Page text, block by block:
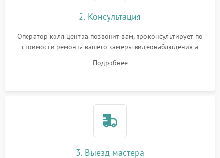
2. Консультация
Оператор колл центра позвонит вам, проконсультирует по
стоимости ремонта вашего камеры видеонаблюдения а
Подробнее
3. Выезд мастера